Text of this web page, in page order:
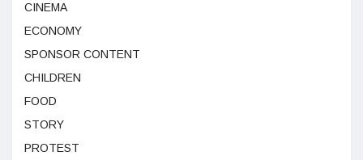
CINEMA
ECONOMY
SPONSOR CONTENT
CHILDREN
FOOD
STORY
PROTEST